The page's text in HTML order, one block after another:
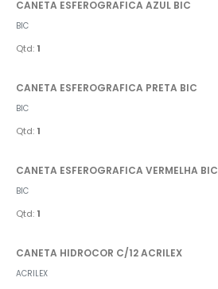
CANETA ESFEROGRAFICA AZUL BIC
BIC
Qtd: 1
CANETA ESFEROGRAFICA PRETA BIC
BIC
Qtd: 1
CANETA ESFEROGRAFICA VERMELHA BIC
BIC
Qtd: 1
CANETA HIDROCOR C/12 ACRILEX
ACRILEX